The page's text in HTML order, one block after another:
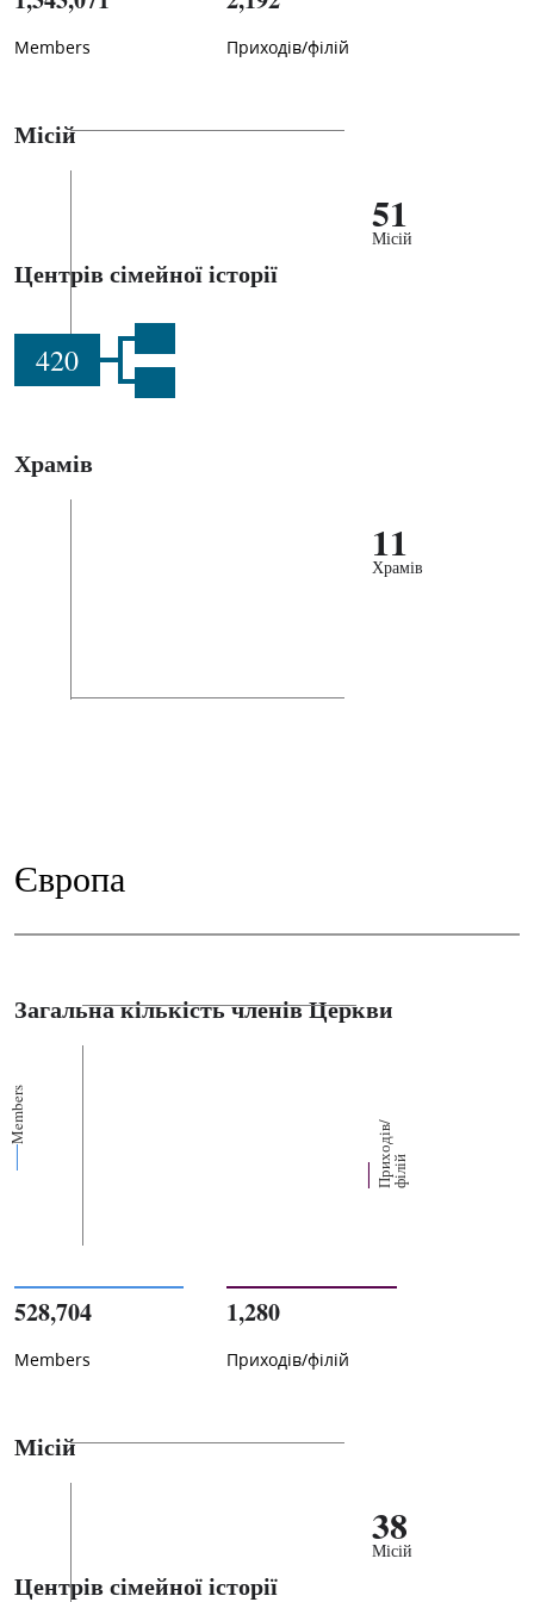
Members Приходів/філій
Місій
51
Місій
Центрів сімейної історії
420
Храмів
11
Храмів
Європа
Загальна кількість членів Церкви
Members
П
р
их
о
д
і
в
/
ф
і
л
ій
528,704
Members
1,280
Приходів/філій
Місій
38
Місій
Центрів сімейної історії